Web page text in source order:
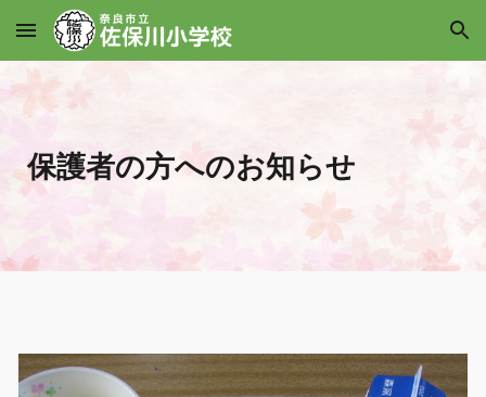
Skip to main content Skip to navigation
保護者の方へのお知らせ